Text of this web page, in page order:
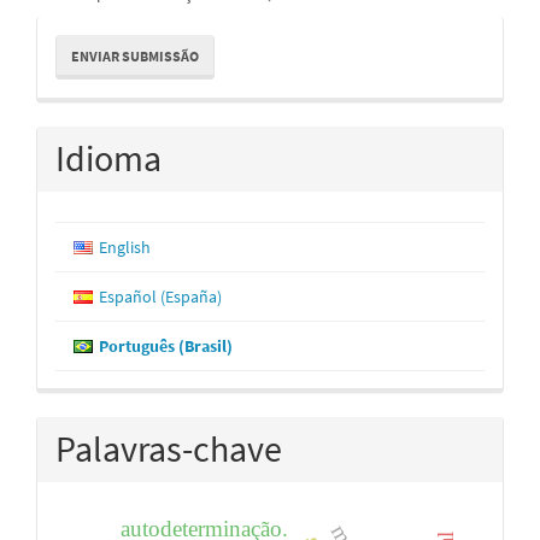
Enviar
Submissão
ENVIAR SUBMISSÃO
Idioma
English
Español (España)
Português (Brasil)
Palavras-chave
autodeterminação.